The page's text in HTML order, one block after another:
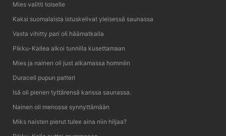
Mies valitti toiselle
Kaksi suomalaista istuskelivat yleisessä saunassa
Vasta vihitty pari oli häämatkalla
Pikku-Kallea alkoi tunnilla kusettamaan
Mies ja nainen oli just alkamassa hommiin
Duracell pupun patteri
Isä oli pienen tyttärensä kanssa saunassa.
Nainen oli menossa synnyttämään
Miks naisten pierut tulee aina niin hiljaa?